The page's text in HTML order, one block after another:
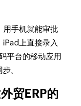
用手机就能审批
上直接录入
平台的移动应用
。
贸ERP的